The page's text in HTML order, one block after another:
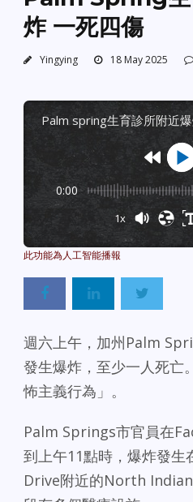
炸 一死四傷
Yingying 18 May 2025
palm spring生育診所附近
0:00
1x
週六上午，加州Palm
發生爆炸，至少一人死亡
怖主義行為」。
Palm Springs市官員在
到上午11點時，爆炸發
Drive附近的North